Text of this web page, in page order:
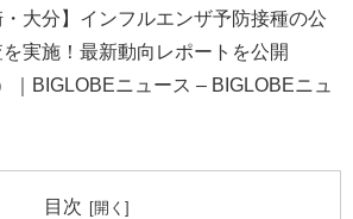
・大分】インフルエンザ予防接種の公
実施！最新動向レポートを公開
｜BIGLOBEニュース – BIGLOBEニュ
目次